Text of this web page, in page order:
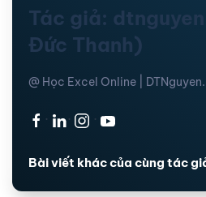
Tác giả: dtnguyen
Đức Thanh)
@ Học Excel Online |
· · ·
Bài viết khác của cùng tác